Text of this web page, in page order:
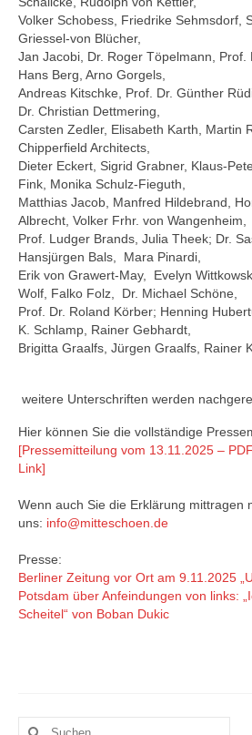
Volker Schobess, Friedrike Sehmsdorf,
Griessel-von Blücher,
Jan Jacobi, Dr. Roger Töpelmann, Prof.
Hans Berg, Arno Gorgels,
Andreas Kitschke, Prof. Dr. Günther
Dr. Christian Dettmering,
Carsten Zedler, Elisabeth Karth, Martin
Chipperfield Architects,
Dieter Eckert, Sigrid Grabner, Klaus-
Fink, Monika Schulz-Fieguth,
Matthias Jacob, Manfred Hildebrand,
Albrecht, Volker Frhr. von Wangenheim,
Prof. Ludger Brands, Julia Theek; Dr.
Hansjürgen Bals, Mara Pinardi,
Erik von Grawert-May, Evelyn
Wolf, Falko Folz, Dr. Michael Schöne,
Prof. Dr. Roland Körber; Henning
K. Schlamp, Rainer Gebhardt,
Brigitta Graalfs, Jürgen Graalfs,
weitere Unterschriften werden
Hier können Sie die vollständige
[Pressemitteilung vom 13.11.2025 –
Link]
Wenn auch Sie die Erklärung mittragen
uns: info@mitteschoen.de
Presse:
Berliner Zeitung vor Ort am 9.11.2025
Potsdam über Anfeindungen von links:
Scheitel“ von Boban Dukic
Suchen